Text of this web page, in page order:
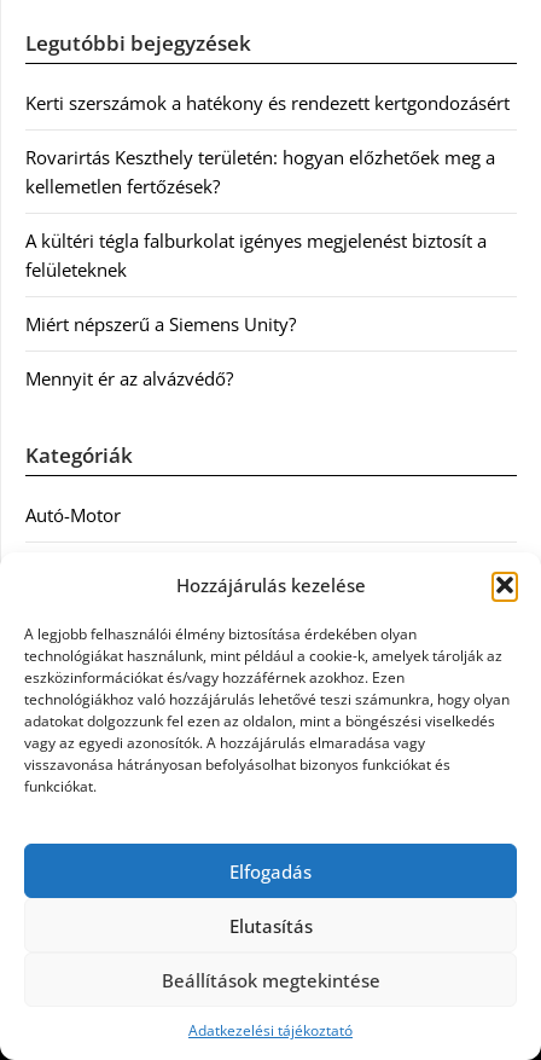
Hozzájárulás kezelése
A legjobb felhasználói élmény biztosítása érdekében olyan
technológiákat használunk, mint például a cookie-k, amelyek tárolják az
eszközinformációkat és/vagy hozzáférnek azokhoz. Ezen
technológiákhoz való hozzájárulás lehetővé teszi számunkra, hogy olyan
adatokat dolgozzunk fel ezen az oldalon, mint a böngészési viselkedés
vagy az egyedi azonosítók. A hozzájárulás elmaradása vagy
visszavonása hátrányosan befolyásolhat bizonyos funkciókat és
funkciókat.
Elfogadás
Elutasítás
Beállítások megtekintése
Adatkezelési tájékoztató
Legutóbbi bejegyzések
Kerti szerszámok a hatékony és rendezett kertgondozásért
Rovarirtás Keszthely területén: hogyan előzhetőek meg a
kellemetlen fertőzések?
A kültéri tégla falburkolat igényes megjelenést biztosít a
felületeknek
Miért népszerű a Siemens Unity?
Mennyit ér az alvázvédő?
Kategóriák
Autó-Motor
Egészség
Egyéb
Étel
Szolgáltatás
Vásárlás
Webáruház
Theme